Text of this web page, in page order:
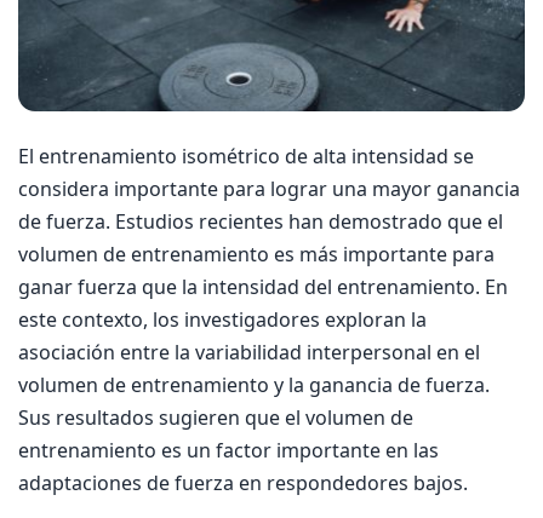
El entrenamiento isométrico de alta intensidad se
considera importante para lograr una mayor ganancia
de fuerza. Estudios recientes han demostrado que el
volumen de entrenamiento es más importante para
ganar fuerza que la intensidad del entrenamiento. En
este contexto, los investigadores exploran la
asociación entre la variabilidad interpersonal en el
volumen de entrenamiento y la ganancia de fuerza.
Sus resultados sugieren que el volumen de
entrenamiento es un factor importante en las
adaptaciones de fuerza en respondedores bajos.